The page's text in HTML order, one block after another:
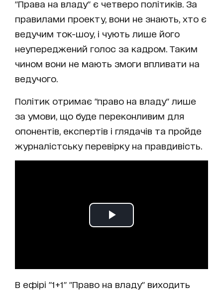
"Права на владу" є четверо політиків. За
правилами проекту, вони не знають, хто є
ведучим ток-шоу, і чують лише його
неупереджений голос за кадром. Таким
чином вони не мають змоги впливати на
ведучого.
Політик отримає "право на владу" лише
за умови, що буде переконливим для
опонентів, експертів і глядачів та пройде
журналістську перевірку на правдивість.
В ефірі "1+1" "Право на владу" виходить